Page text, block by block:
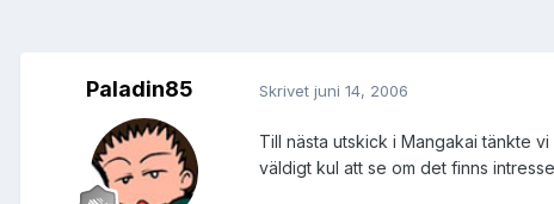
Paladin85 Skrivet juni 14, 2006
Till nästa utskick i Mangakai tänkte
väldigt kul att se om det finns